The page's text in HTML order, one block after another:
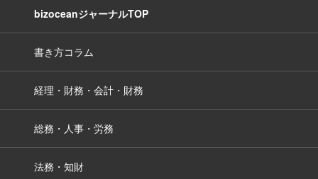
bizoceanジャーナルTOP
書き方コラム
経理・財務・会計・財務
総務・人事・労務
法務・知財